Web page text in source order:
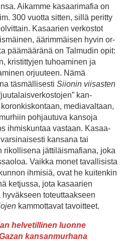
Aikamme kasaarimafia on
300 vuotta sitten, sillä peritty
Kasaarien verkostot
äärimmäisen hyvin or­
päämääränä on Talmudin opit:
kristittyjen tuhoaminen ja
orjuuteen. Nämä
täsmällisesti Siionin viisasten
kan­
mediavaltaan,
poh­jau­tuva kansoja
ih­miskuntaa vastaan. Kasaa­
kan­sana tai
rikollisena jättiläisma­fiana, joka
Vaikka monet ta­vallisista
ihmisiä, ovat he kuitenkin
ket­jussa, jota kasaarien
to­teut­taakseen
kam­mottavat tavoitteet.
helvetillinen luonne
kansanmurhana